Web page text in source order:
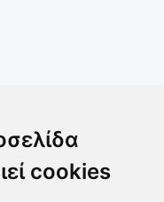
cookies